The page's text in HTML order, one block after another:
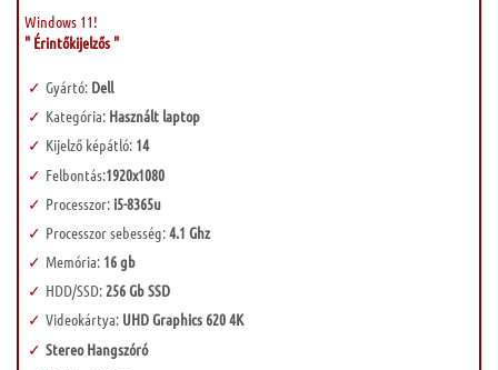
Windows 11!
" Érintőkijelzős "
Gyártó: Dell
Kategória: Használt laptop
Kijelző képátló: 14
Felbontás:1920x1080
Processzor:i5-8365u
Processzor sebesség:4.1 Ghz
Memória:16 gb
HDD/SSD:256 Gb SSD
Videokártya: UHD Graphics 620 4K
Stereo Hangszóró